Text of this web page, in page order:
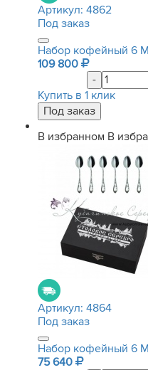
Артикул: 4862
Под заказ
Набор кофейный 6
109 800
-
Купить в 1 клик
В избранном В
Артикул: 4864
Под заказ
Набор кофейный 6
75 640